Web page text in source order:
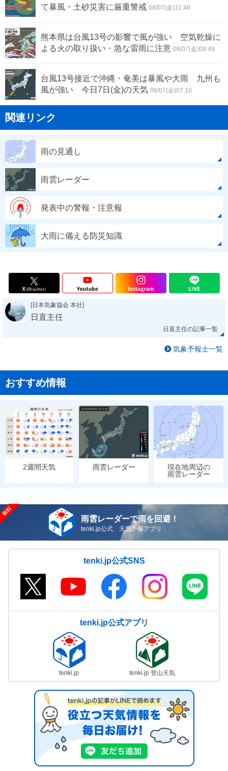
て暴風・土砂災害に厳重警戒 08/07(金)11:46
熊本県は台風13号の影響で風が強い 空気乾燥に
よる火の取り扱い・急な雷雨に注意 08/07(金)09:49
台風13号接近で沖縄・奄美は暴風や大雨 九州も
風が強い 今日7日(金)の天気 08/07(金)07:10
関連リンク
雨の見通し
雨雲レーダー
発表中の警報・注意報
大雨に備える防災知識
[日本気象協会 本社]
日直主任
日直主任の記事一覧
気象予報士一覧
おすすめ情報
2週間天気 雨雲レーダー
現在地周辺の
雨雲レーダー
雨雲レーダーで雨を回避！
tenki.jp公式 天気予報アプリ
tenki.jp公式SNS
tenki.jp公式アプリ
tenki.jp tenki.jp 登山天気